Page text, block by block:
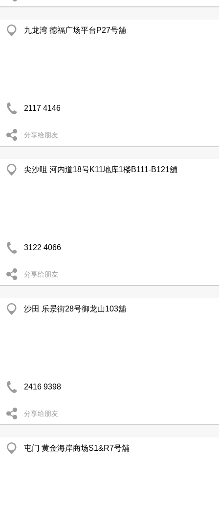
九龙湾 德福广场平台P27号舖
2117 4146
分享给朋友
尖沙咀 河内道18号K11地库1楼B111-B121舖
3122 4066
分享给朋友
沙田 乐景街28号御龙山103舖
2416 9398
分享给朋友
屯门 黄金海岸商场S1&R7号舖